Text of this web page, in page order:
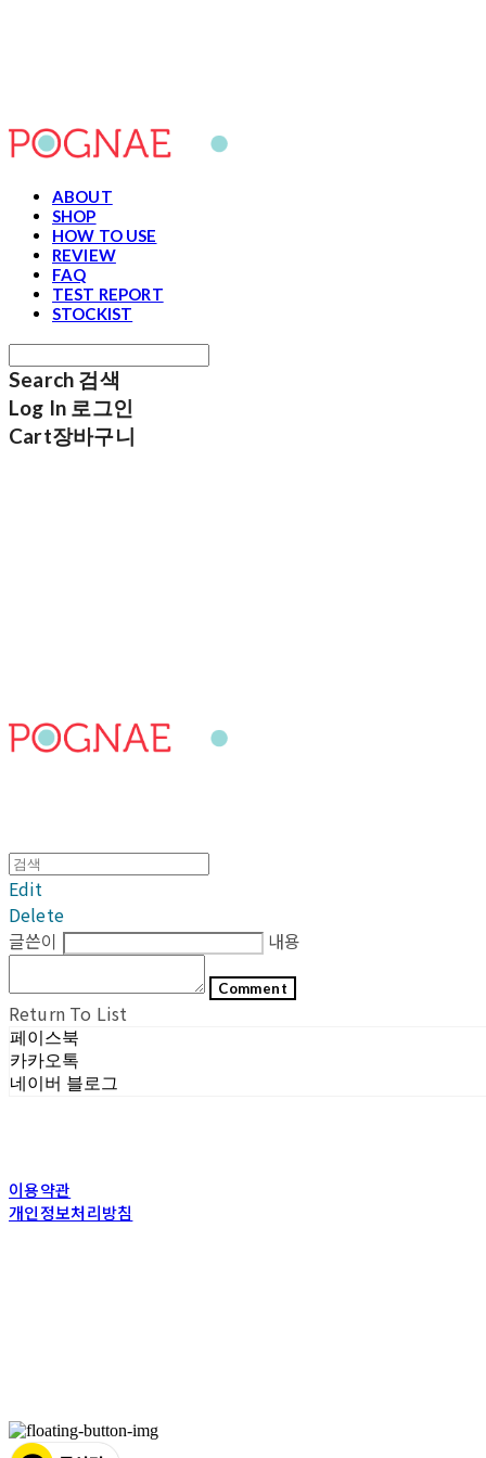
ABOUT
SHOP
HOW TO USE
REVIEW
FAQ
TEST REPORT
STOCKIST
Search 검색
Log In 로그인
Cart장바구니
Edit
Delete
글쓴이
내용
Comment
Return To List
페이스북
카카오톡
네이버 블로그
이용약관
개인정보처리방침